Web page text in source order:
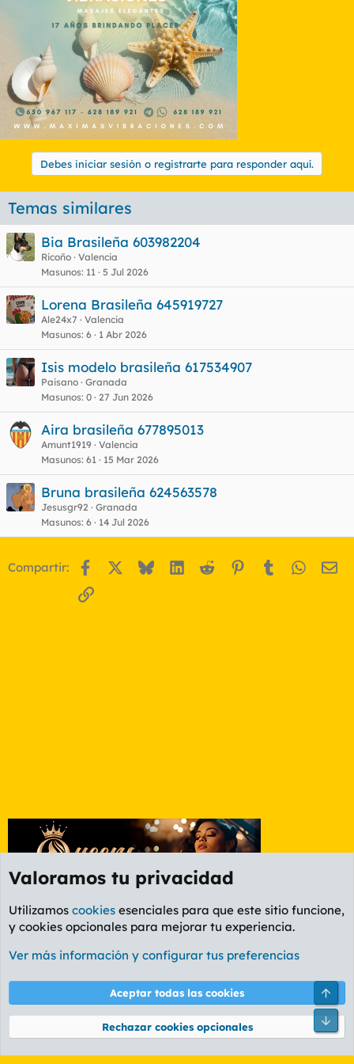
Duración real del servicio: 30 mins
: Picos
Mamada(con/sin protección):
Cunnilingus:
Griego:
Valoración de la experiencia(0 a 10)
¿Repetirías?: No
Relato del encuentro
La experiencia en si fue una absoluta mierda, iba esperando
una brasileña jugona y llevé una buena decepción. Tampoco
pena eran sus tetas, pero no te pases mucho tocándolas que le
duelen. Besos da los justos y solo piquitos, los rehuye todo el
rato. La conversación no fluyó nada porque habla muy poco
español. Empezamos con ella desnuda, yo comiendole las tetas
todo lo que pude hasta que me dijo que le molestaba un poco,
despues pasamos al francés, es sin, pero enseguida pasa a
enfundarte. Así que viendo la actitud que tenía me puse
encima de ella a darle y cuando me entraron ganas de
correrme me quite el condón, me corrí en sus tetas y me fui.
Debes iniciar sesión o registrarte para responder aquí.
Temas similares
Bia Brasileña 603982204
Ricoño Valencia
Masunos 11 5 Jul 2026
Lorena Brasileña 645919727
Ale24x7
Valencia
Masunos 6 1 Abr 2026
Isis modelo brasileña 617534907
Paisano Granada
Masunos 0 27 Jun 2026
Aira brasileña 677895013
Amunt1919
Valencia
Masunos 61 15 Mar 2026
Bruna brasileña 624563578
Jesusgr92 Granada
Masunos 6 14 Jul 2026
Compartir: Facebook BlueskyLinkedIn
Reddit Pinterest
Tumblr
Enlace
Valencia
Cookies
PL OLDSTYLE AMARILLO
Términos y reglas Política de privacidad Ayuda
Community platform by XenForo® © 2010-2026 XenForo Ltd.
Valoramos tu privacidad
Utilizamos cookies esenciales para que este sitio funcione,
y cookies opcionales para mejorar tu experiencia.
Ver más información y configurar tus preferencias
Aceptar todas las cookies
Rechazar cookies opcionales
Pie